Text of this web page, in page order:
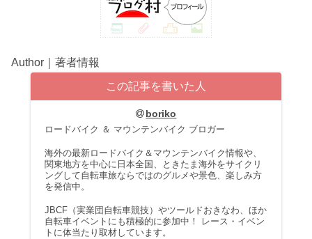
Author｜著者情報
この記事を書いた人
boriko
ロードバイク ＆ マウンテンバイク ブロガー
海外の最新ロードバイク＆マウンテンバイク情報や、
関東地方を中心に日本全国、ときたま海外をサイクリ
ングして自転車旅ならではのグルメや景色、楽しみ方
を発信中。
JBCF（実業団自転車競技）やツールドおきなわ、ほか
自転車イベントにも積極的に参加中！ レース・イベン
トに体当たり取材しています。